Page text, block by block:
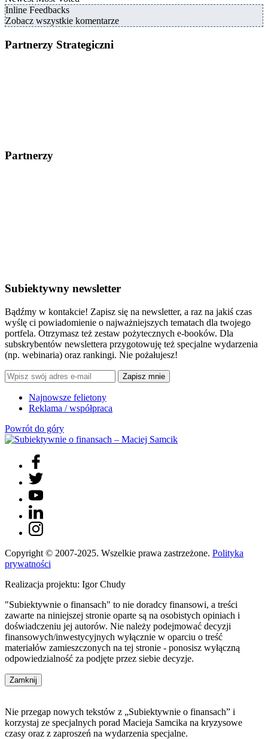
Inline Feedbacks
Zobacz wszystkie komentarze
Partnerzy Strategiczni
Partnerzy
Subiektywny newsletter
Bądźmy w kontakcie! Zapisz się na newsletter, a raz na jakiś czas
wyślę ci powiadomienie o najważniejszych tematach dla twojego
portfela. Otrzymasz też zestaw pożytecznych e-booków. Dla
subskrybentów newslettera przygotowuję też specjalne wydarzenia
(np. webinaria) oraz rankingi. Nie pożałujesz!
Zapisz mnie
Najnowsze felietony
Reklama / współpraca
Powrót do góry
Copyright © 2007-2025. Wszelkie prawa zastrzeżone. Polityka
prywatności
Realizacja projektu: Igor Chudy
"Subiektywnie o finansach" to nie doradcy finansowi, a treści
zawarte na niniejszej stronie oparte są na osobistych opiniach i
doświadczeniu jej autorów. Nie należy podejmować decyzji
finansowych/inwestycyjnych wyłącznie w oparciu o treść
materiałów zamieszczonych na tej stronie - ponosisz wyłączną
odpowiedzialność za podjęte przez siebie decyzje.
Zamknij
Nie przegap nowych tekstów z „Subiektywnie o finansach” i
korzystaj ze specjalnych porad Macieja Samcika na kryzysowe
czasy oraz z zaproszeń na wydarzenia specjalne.